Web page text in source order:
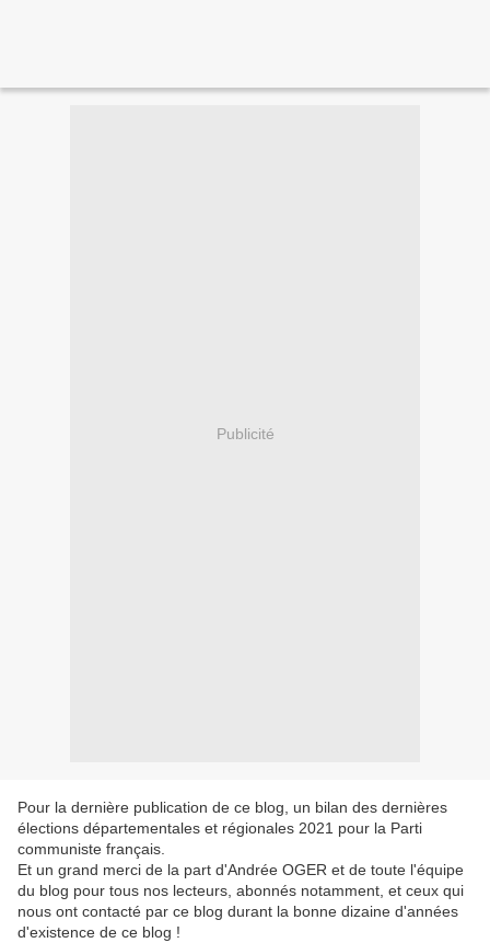
Publicité
Pour la dernière publication de ce blog, un bilan des dernières
élections départementales et régionales 2021 pour la Parti
communiste français.
Et un grand merci de la part d'Andrée OGER et de toute l'équipe
du blog pour tous nos lecteurs, abonnés notamment, et ceux qui
nous ont contacté par ce blog durant la bonne dizaine d'années
d'existence de ce blog !